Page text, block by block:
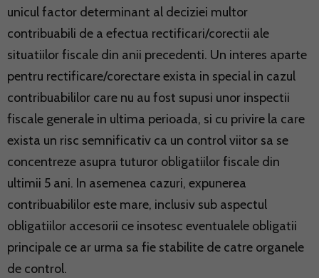
unicul factor determinant al deciziei multor
contribuabili de a efectua rectificari/corectii ale
situatiilor fiscale din anii precedenti. Un interes aparte
pentru rectificare/corectare exista in special in cazul
contribuabililor care nu au fost supusi unor inspectii
fiscale generale in ultima perioada, si cu privire la care
exista un risc semnificativ ca un control viitor sa se
concentreze asupra tuturor obligatiilor fiscale din
ultimii 5 ani. In asemenea cazuri, expunerea
contribuabililor este mare, inclusiv sub aspectul
obligatiilor accesorii ce insotesc eventualele obligatii
principale ce ar urma sa fie stabilite de catre organele
de control.